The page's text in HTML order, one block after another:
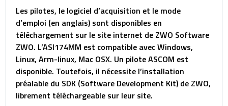
Les pilotes, le logiciel d’acquisition et le mode
d’emploi (en anglais) sont disponibles en
téléchargement sur le site internet de ZWO Software
ZWO. L’ASI174MM est compatible avec Windows,
Linux, Arm-linux, Mac OSX. Un pilote ASCOM est
disponible. Toutefois, il nécessite l’installation
préalable du SDK (Software Development Kit) de ZWO,
librement téléchargeable sur leur site.